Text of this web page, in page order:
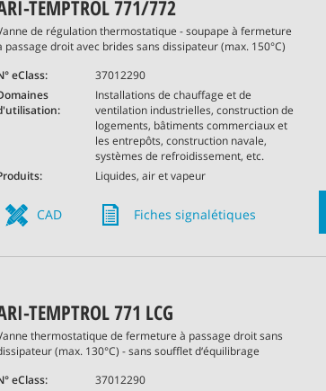
TEMPTROL 771/772
de régulation thermostatique - soupape à fermeture
passage droit avec brides sans dissipateur (max. 150°C)
eClass:
37012290
Installations de chauffage et de
ventilation industrielles, construction de
logements, bâtiments commerciaux et
les entrepôts, construction navale,
systèmes de refroidissement, etc.
Liquides, air et vapeur
CAD Fiches signalétiques
TEMPTROL 771 LCG
thermostatique de fermeture à passage droit sans
(max. 130°C) - sans soufflet d‘équilibrage
eClass:
37012290